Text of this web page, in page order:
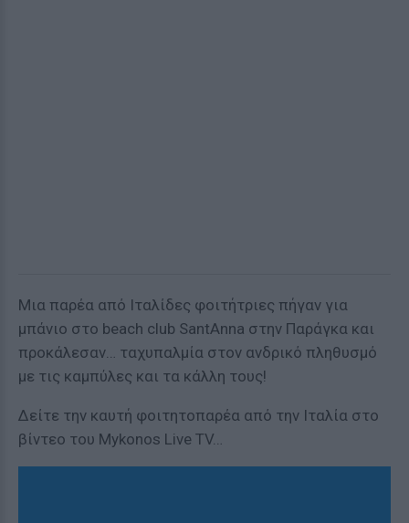
Μια παρέα από Ιταλίδες φοιτήτριες πήγαν για
μπάνιο στο beach club SantAnna στην Παράγκα και
προκάλεσαν… ταχυπαλμία στον ανδρικό πληθυσμό
με τις καμπύλες και τα κάλλη τους!
Δείτε την καυτή φοιτητοπαρέα από την Ιταλία στο
βίντεο του Mykonos Live TV…